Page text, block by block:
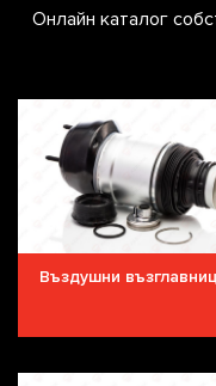
Онлайн каталог
Въздушни